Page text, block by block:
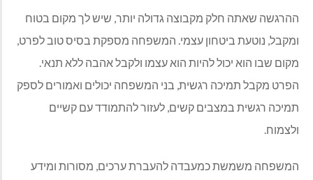
ההרגשה שאתה חלק מקבוצה גדולה יותר, שיש לך מקום בטוח
ומקבל, נוטעת ביטחון עצמי. המשפחה מספקת בסיס טוב לפרט,
מקום שבו הוא יכול להיות הוא עצמו ולקבל אהבה ללא תנאי.
הפרט מקבל תמיכה רגשית, בני המשפחה יכולים ואמורים לספק
תמיכה רגשית במצבים קשים, לעזור להתמודד עם קשיים
ולצמוח.
המשפחה משמשת כמעבדה להעברת ערכים, מסורות ומידע